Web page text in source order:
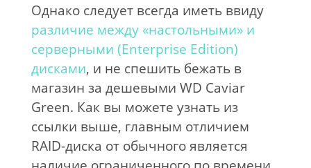
Однако следует всегда иметь ввиду
различие между «настольными» и
серверными (Enterprise Edition)
дисками, и не спешить бежать в
магазин за дешевыми WD Caviar
Green. Как вы можете узнать из
ссылки выше, главным отличием
RAID-диска от обычного является